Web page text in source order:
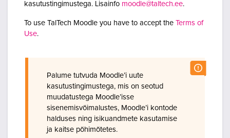
kasutustingimustega. Lisainfo moodle@taltech.ee.
To use TalTech Moodle you have to accept the Terms of
Use.
Palume tutvuda Moodle’i uute
kasutustingimustega, mis on seotud
muudatustega Moodle’isse
sisenemisvõimalustes, Moodle’i kontode
halduses ning isikuandmete kasutamise
ja kaitse põhimõtetes.